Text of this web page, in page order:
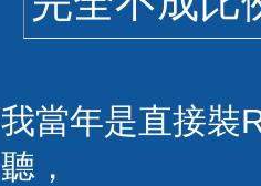
我當年是直接裝
聽，